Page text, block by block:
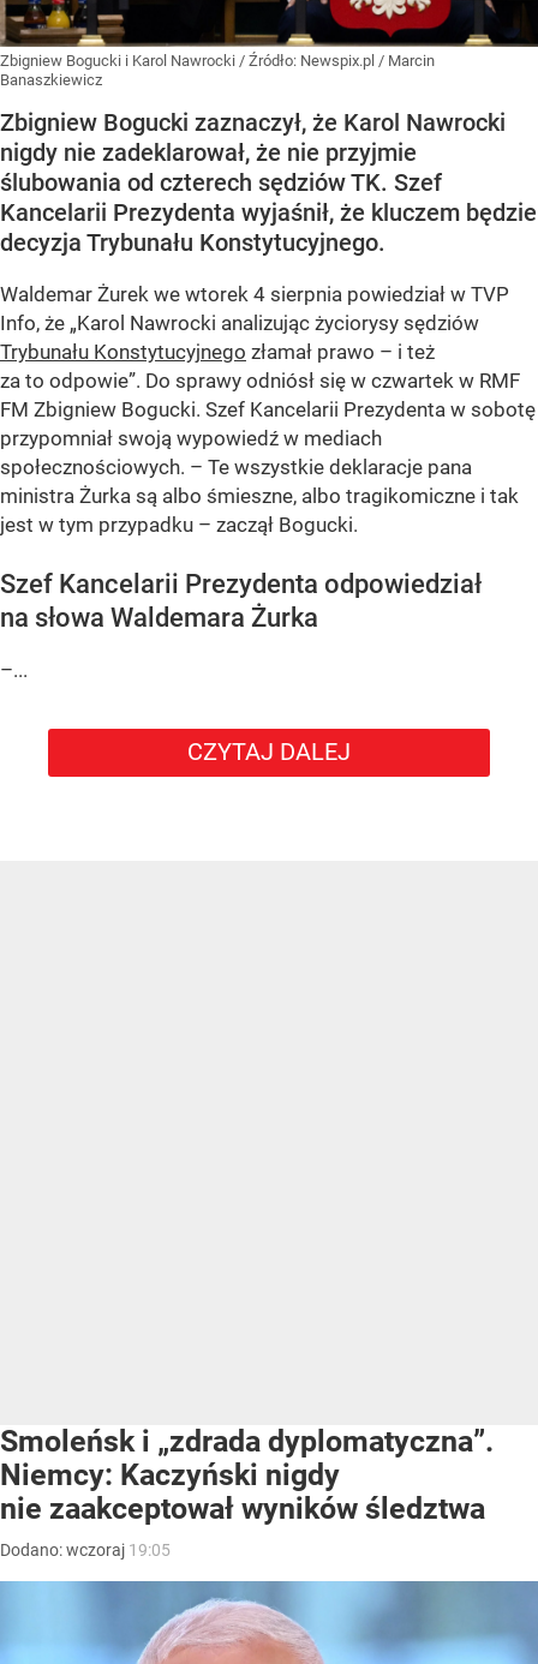
Zbigniew Bogucki i Karol Nawrocki / Źródło: Newspix.pl / Marcin
Banaszkiewicz
Zbigniew Bogucki zaznaczył, że Karol Nawrocki
nigdy nie zadeklarował, że nie przyjmie
ślubowania od czterech sędziów TK. Szef
Kancelarii Prezydenta wyjaśnił, że kluczem będzie
decyzja Trybunału Konstytucyjnego.
Waldemar Żurek we wtorek 4 sierpnia powiedział w TVP
Info, że „Karol Nawrocki analizując życiorysy sędziów
Trybunału Konstytucyjnego złamał prawo – i też
za to odpowie”. Do sprawy odniósł się w czwartek w RMF
FM Zbigniew Bogucki. Szef Kancelarii Prezydenta w sobotę
przypomniał swoją wypowiedź w mediach
społecznościowych. – Te wszystkie deklaracje pana
ministra Żurka są albo śmieszne, albo tragikomiczne i tak
jest w tym przypadku – zaczął Bogucki.
Szef Kancelarii Prezydenta odpowiedział
na słowa Waldemara Żurka
–...
CZYTAJ DALEJ
Smoleńsk i „zdrada dyplomatyczna”.
Niemcy: Kaczyński nigdy
nie zaakceptował wyników śledztwa
Dodano:wczoraj 19:05